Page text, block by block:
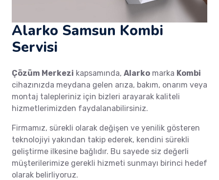
Alarko Samsun Kombi
Servisi
Çözüm Merkezi kapsamında, Alarko marka Kombi
cihazınızda meydana gelen arıza, bakım, onarım veya
montaj talepleriniz için bizleri arayarak kaliteli
hizmetlerimizden faydalanabilirsiniz.
Firmamız, sürekli olarak değişen ve yenilik gösteren
teknolojiyi yakından takip ederek, kendini sürekli
geliştirme ilkesine bağlıdır. Bu sayede siz değerli
müşterilerimize gerekli hizmeti sunmayı birinci hedef
olarak belirliyoruz.